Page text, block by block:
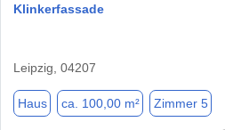
Klinkerfassade
Leipzig, 04207
Haus ca. 100,00 m² Zimmer 5